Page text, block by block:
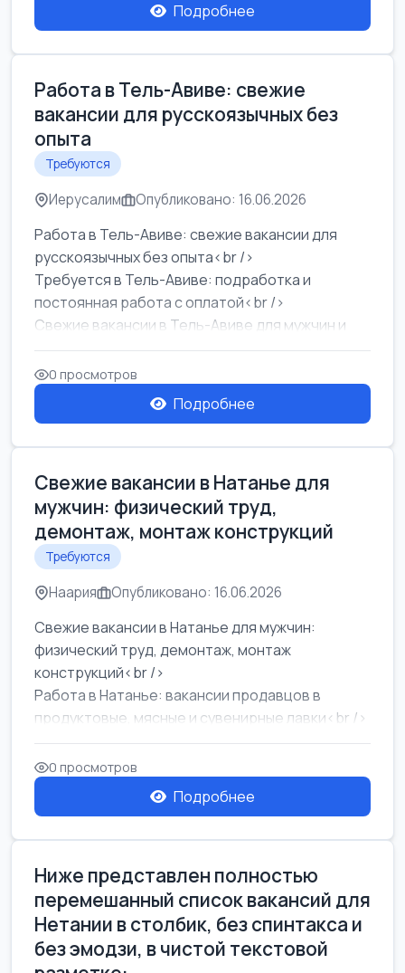
Подробнее
Работа в Тель-Авиве: свежие
вакансии для русскоязычных без
опыта
Требуются
Иерусалим Опубликовано: 16.06.2026
Работа в Тель-Авиве: свежие вакансии для
русскоязычных без опыта<br />
Требуется в Тель-Авиве: подработка и
постоянная работа с оплатой<br />
Свежие вакансии в Тель-Авиве для мужчин и
женщин от хозя...
0 просмотров
Подробнее
Свежие вакансии в Натанье для
мужчин: физический труд,
демонтаж, монтаж конструкций
Требуются
Наария Опубликовано: 16.06.2026
Свежие вакансии в Натанье для мужчин:
физический труд, демонтаж, монтаж
конструкций<br />
Работа в Натанье: вакансии продавцов в
продуктовые, мясные и сувенирные лавки<br />
Разнорабочий на сборку м...
0 просмотров
Подробнее
Ниже представлен полностью
перемешанный список вакансий для
Нетании в столбик, без спинтакса и
без эмодзи, в чистой текстовой